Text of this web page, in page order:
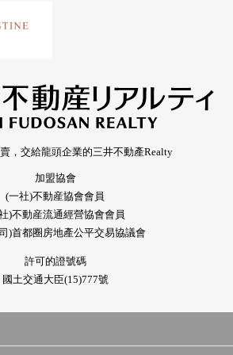
，交給龍頭企業的三井不動產Realty
加盟協會
(一社)不動産協會會員
)不動産流通經營協會會員
)首都圈房地產公平交易協議會
許可的證號碼
國土交通大臣(15)777號